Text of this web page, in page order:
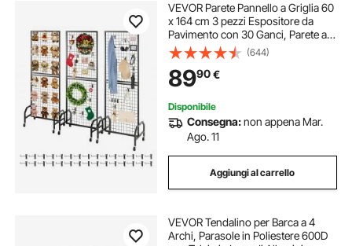
VEVOR Parete Pannello a Griglia 60
x 164 cm 3 pezzi Espositore da
Pavimento con 30 Ganci, Parete a
Pannello in Acciaio al Carbonio,
Scaffale per Esposizione per
Decorazioni, Nero
(644)
8990€
Disponibile
Consegna:non appena Mar.
Ago. 11
Aggiungi al carrello
VEVOR Tendalino per Barca a 4
Archi, Parasole in Poliestere 600D